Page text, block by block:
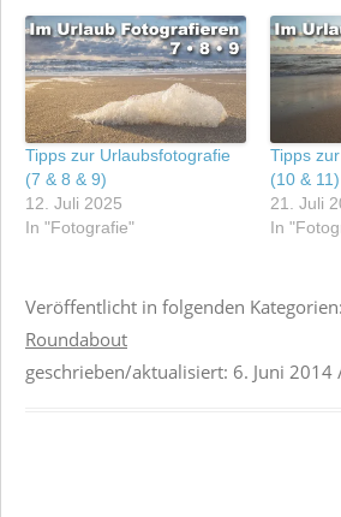
Tipps zur Urlaubsfotografie
(7 & 8 & 9)
12. Juli 2025
In "Fotografie"
Tipps
(10 & 11)
21. Juli
In
Veröffentlicht in folgenden Kategorien:
Roundabout
geschrieben/aktualisiert: 6. Juni 2014